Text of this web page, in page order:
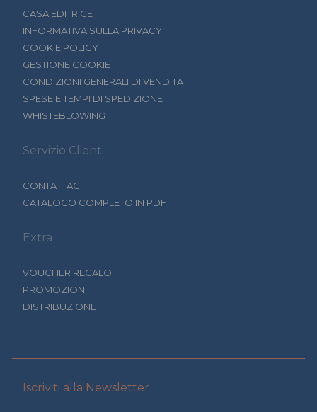
CASA EDITRICE
INFORMATIVA SULLA PRIVACY
COOKIE POLICY
GESTIONE COOKIE
CONDIZIONI GENERALI DI VENDITA
SPESE E TEMPI DI SPEDIZIONE
WHISTEBLOWING
Servizio Clienti
CONTATTACI
CATALOGO COMPLETO IN PDF
Extra
VOUCHER REGALO
PROMOZIONI
DISTRIBUZIONE
Iscriviti alla Newsletter